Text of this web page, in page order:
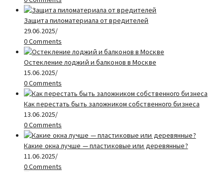
Защита пиломатериала от вредителей
29.06.2025/
0 Comments
Остекление лоджий и балконов в Москве
15.06.2025/
0 Comments
Как перестать быть заложником собственного бизнеса
13.06.2025/
0 Comments
Какие окна лучше — пластиковые или деревянные?
11.06.2025/
0 Comments